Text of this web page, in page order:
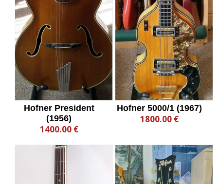
Hofner President
(1956)
1400.00 €
Hofner 5000/1 (1967)
1800.00 €